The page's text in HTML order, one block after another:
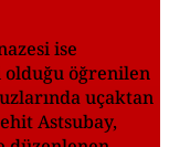
ise
olduğu öğrenilen
uçaktan
Astsubay,